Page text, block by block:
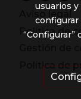
Aviso legal
Política de
Gestión de
Política de
usuarios